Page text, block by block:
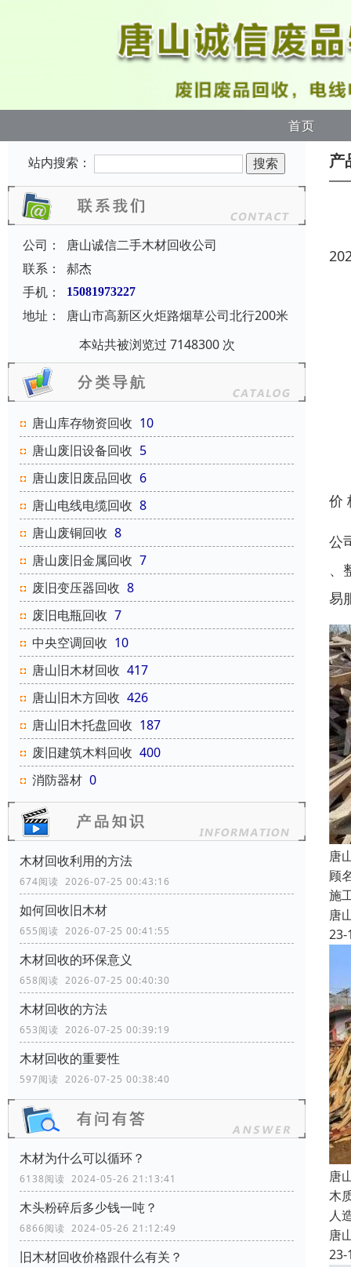
首页
站内搜索：
公司：
唐山诚信二手木材回收公司
联系：
郝杰
手机：
15081973227
地址：
唐山市高新区火炬路烟草公司北行200米
本站共被浏览过 7148300 次
唐山库存物资回收 10
唐山废旧设备回收 5
唐山废旧废品回收 6
唐山电线电缆回收 8
唐山废铜回收 8
唐山废旧金属回收 7
废旧变压器回收 8
废旧电瓶回收 7
中央空调回收 10
唐山旧木材回收 417
唐山旧木方回收 426
唐山旧木托盘回收 187
废旧建筑木料回收 400
消防器材 0
木材回收利用的方法
674阅读 2026-07-25 00:43:16
如何回收旧木材
655阅读 2026-07-25 00:41:55
木材回收的环保意义
658阅读 2026-07-25 00:40:30
木材回收的方法
653阅读 2026-07-25 00:39:19
木材回收的重要性
597阅读 2026-07-25 00:38:40
木材为什么可以循环？
6138阅读 2024-05-26 21:13:41
木头粉碎后多少钱一吨？
6866阅读 2024-05-26 21:12:49
旧木材回收价格跟什么有关？
产
价
公
、
易
唐
顾
施
唐
23-
唐
木
人
唐
23-